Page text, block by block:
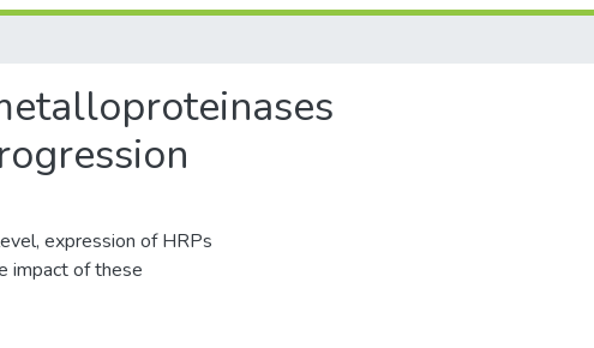
expression of HRPs
impact of these